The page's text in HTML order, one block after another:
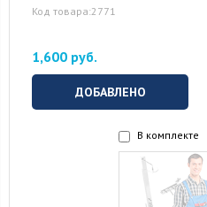
Код товара:2771
1,600 руб.
ДОБАВЛЕНО
В комплекте